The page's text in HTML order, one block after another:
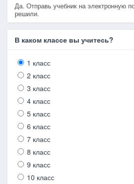
Да. Отправь учебник на электронную
решили.
В каком классе вы учитесь?
1 класс
2 класс
3 класс
4 класс
5 класс
6 класс
7 класс
8 класс
9 класс
10 класс